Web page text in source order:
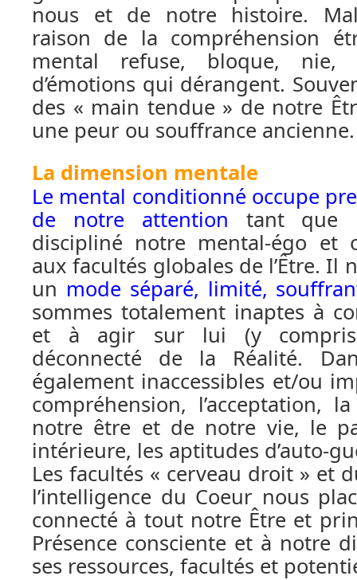
nous et de notre histoire.
raison de la compréhension
mental refuse, bloque, nie,
d’émotions qui dérangent.
des « main tendue » de notre
une peur ou souffrance ancienne.
La dimension mentale
Le mental conditionné occupe
de notre attention tant que
discipliné notre mental-égo et
aux facultés globales de l’Être. Il
un mode séparé, limité,
sommes totalement inaptes à
et à agir sur lui (y compris
déconnecté de la Réalité.
également inaccessibles et/ou
compréhension, l’acceptation,
notre être et de notre vie, le
intérieure, les aptitudes d’auto-
Les facultés « cerveau droit » et
l’intelligence du Coeur nous
connecté à tout notre Être et
Présence consciente et à notre
ses ressources, facultés et